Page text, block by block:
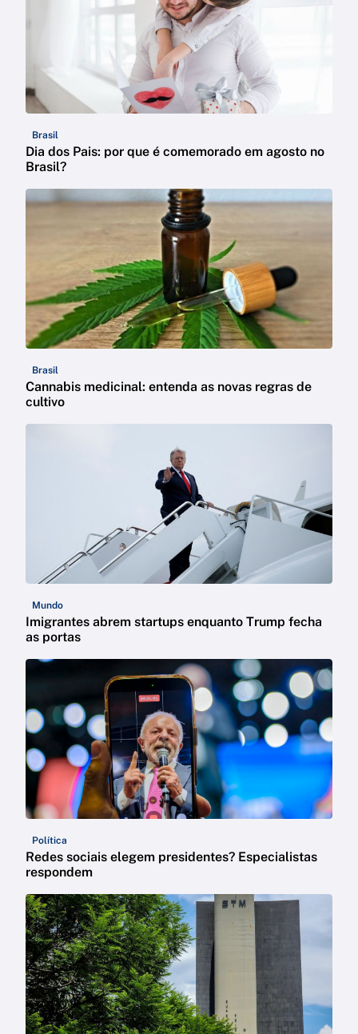
Brasil
Dia dos Pais: por que é comemorado em agosto no
Brasil?
Brasil
Cannabis medicinal: entenda as novas regras de
cultivo
Mundo
Imigrantes abrem startups enquanto Trump fecha
as portas
Política
Redes sociais elegem presidentes? Especialistas
respondem